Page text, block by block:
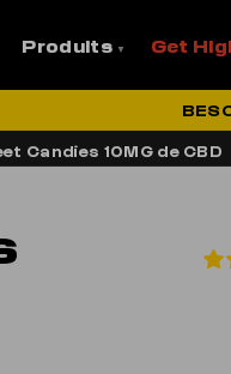
Produits Get
LIVRAISON
Candies 10MG de CBD